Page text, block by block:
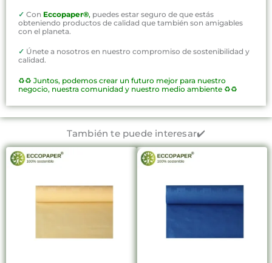
✓ Con Eccopaper®, puedes estar seguro de que estás
obteniendo productos de calidad que también son amigables
con el planeta.
✓ Únete a nosotros en nuestro compromiso de sostenibilidad y
calidad.
♻️♻️ Juntos, podemos crear un futuro mejor para nuestro
negocio, nuestra comunidad y nuestro medio ambiente ♻️♻️
También te puede interesar✔️